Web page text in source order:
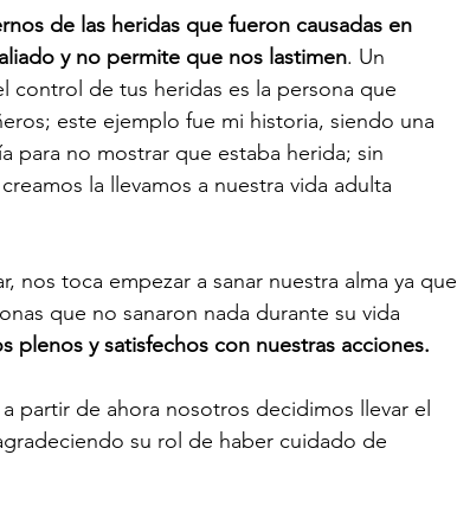
de las heridas que fueron causadas en
y no permite que nos lastimen. Un
control de tus heridas es la persona que
este ejemplo fue mi historia, siendo una
para no mostrar que estaba herida; sin
la llevamos a nuestra vida adulta
nos toca empezar a sanar nuestra alma ya que
que no sanaron nada durante su vida
plenos y satisfechos con nuestras acciones.
partir de ahora nosotros decidimos llevar el
su rol de haber cuidado de